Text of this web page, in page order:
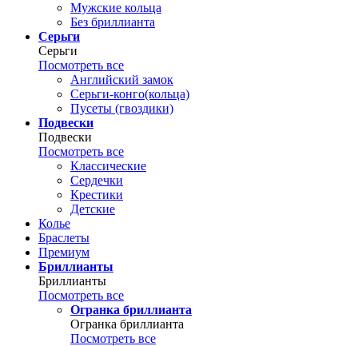
Мужские кольца
Без бриллианта
Серьги
Серьги
Посмотреть все
Английский замок
Серьги-конго(кольца)
Пусеты (гвоздики)
Подвески
Подвески
Посмотреть все
Классические
Сердечки
Крестики
Детские
Колье
Браслеты
Премиум
Бриллианты
Бриллианты
Посмотреть все
Огранка бриллианта
Огранка бриллианта
Посмотреть все